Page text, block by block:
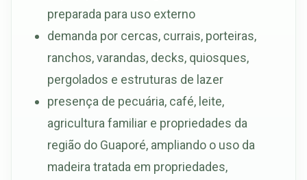
preparada para uso externo
demanda por cercas, currais, porteiras,
ranchos, varandas, decks, quiosques,
pergolados e estruturas de lazer
presença de pecuária, café, leite,
agricultura familiar e propriedades da
região do Guaporé, ampliando o uso da
madeira tratada em propriedades,